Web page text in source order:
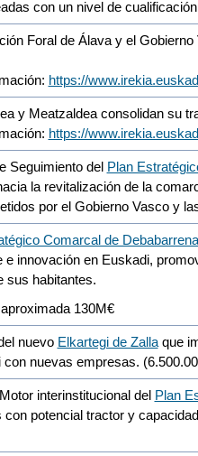
con un nivel de
Foral de Álava y el
https://
y Meatzaldea consolidan su
https://
Seguimiento del Plan
la revitalización de la
por el Gobierno Vasco y
Comarcal de Debabarrena
e innovación en Euskadi,
sus habitantes.
130M€
nuevo Elkartegi de Zallaque
con nuevas empresas.
interinstitucional del Plan
con potencial tractor y